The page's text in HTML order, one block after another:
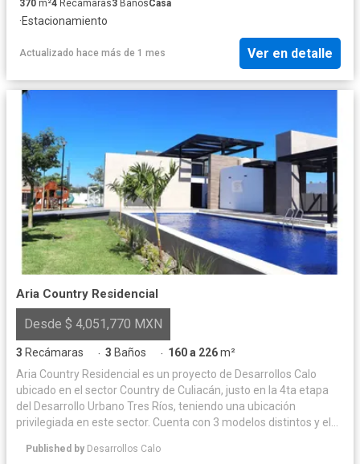
370 m²4 Recámaras3 BañosCasa
·Estacionamiento
Actualizado hace más de 1 mes Ver en detalle
Aria Country Residencial
Desde $ 4,051,770 MXN
3 Recámaras · 3 Baños · 160 a 226m²
Aria Country Residencial es un proyecto de Desarrollos Calo
ubicado en el sector Country de Culiacán, justo en la 4ta etapa
del Desarrollo Urbano Tres Ríos, teniendo una ubicación
privilegiada en este sector. Cuenta con 3 modelos distintos y el
acabados de alta gama, Aria Country se ha convertido en el
Published by Desarrollos Calo